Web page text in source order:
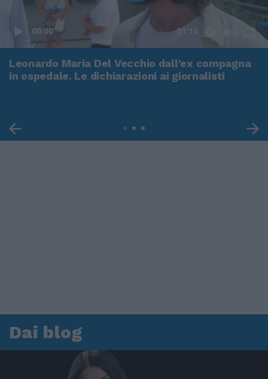
00:00 01:16
Leonardo Maria Del Vecchio dall'ex compagna
in ospedale. Le dichiarazioni ai giornalisti
Dai blog